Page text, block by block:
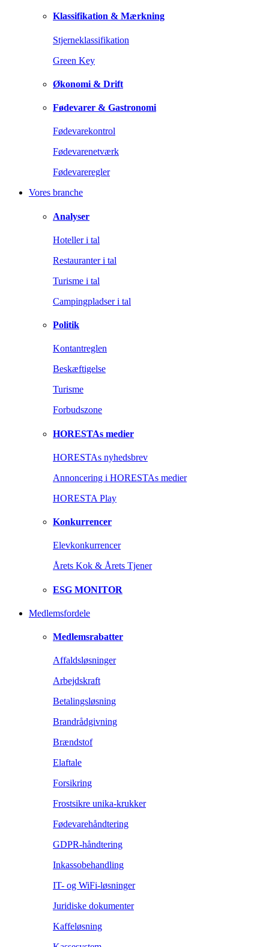
Klassifikation & Mærkning
Stjerneklassifikation
Green Key
Økonomi & Drift
Fødevarer & Gastronomi
Fødevarekontrol
Fødevarenetværk
Fødevareregler
Vores branche
Analyser
Hoteller i tal
Restauranter i tal
Turisme i tal
Campingpladser i tal
Politik
Kontantreglen
Beskæftigelse
Turisme
Forbudszone
HORESTAs medier
HORESTAs nyhedsbrev
Annoncering i HORESTAs medier
HORESTA Play
Konkurrencer
Elevkonkurrencer
Årets Kok & Årets Tjener
ESG MONITOR
Medlemsfordele
Medlemsrabatter
Affaldsløsninger
Arbejdskraft
Betalingsløsning
Brandrådgivning
Brændstof
Elaftale
Forsikring
Frostsikre unika-krukker
Fødevarehåndtering
GDPR-håndtering
Inkassobehandling
IT- og WiFi-løsninger
Juridiske dokumenter
Kaffeløsning